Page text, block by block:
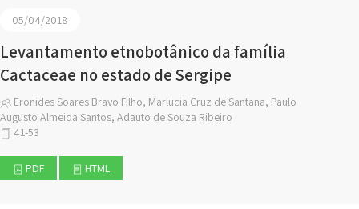
05/04/2018
Levantamento etnobotânico da família
Cactaceae no estado de Sergipe
Eronides Soares Bravo Filho, Marlucia Cruz de Santana, Paulo
Augusto Almeida Santos, Adauto de Souza Ribeiro
41-53
PDF HTML